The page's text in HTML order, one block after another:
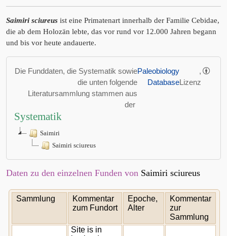
Saimiri sciureus ist eine Primatenart innerhalb der Familie Cebidae,
die ab dem Holozän lebte, das vor rund vor 12.000 Jahren begann
und bis vor heute andauerte.
Die Funddaten, die Systematik sowie
die unten folgende
Literatursammlung stammen aus
der
Paleobiology
Database
,
Lizenz
Systematik
Saimiri
Saimiri sciureus
Daten zu den einzelnen Funden von Saimiri sciureus
Sammlung
Kommentar
zum Fundort
Epoche,
Alter
Kommentar
zur
Sammlung
Site is in